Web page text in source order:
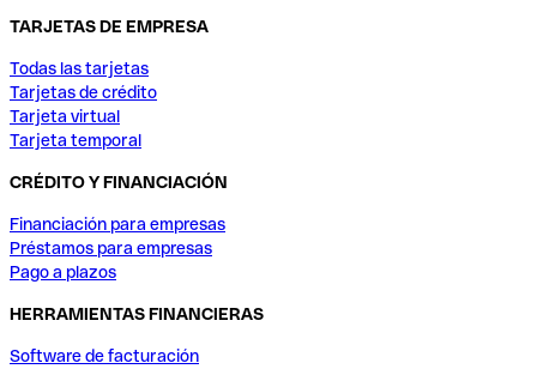
TARJETAS DE EMPRESA
Todas las tarjetas
Tarjetas de crédito
Tarjeta virtual
Tarjeta temporal
CRÉDITO Y FINANCIACIÓN
Financiación para empresas
Préstamos para empresas
Pago a plazos
HERRAMIENTAS FINANCIERAS
Software de facturación